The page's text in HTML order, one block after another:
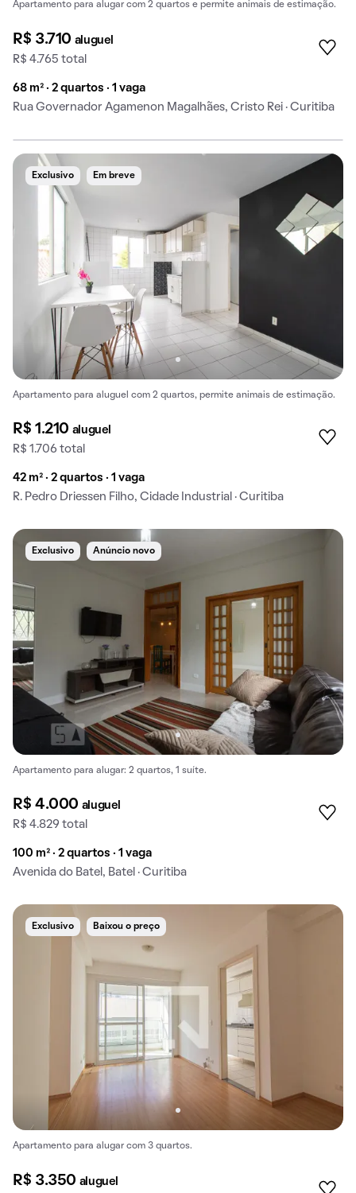
Apartamento para alugar com 2 quartos e permite animais de estimação.
R$ 3.710 aluguel
R$ 4.765 total
68 m² · 2 quartos · 1 vaga
Rua Governador Agamenon Magalhães, Cristo Rei · Curitiba
Exclusivo Em breve
Apartamento para aluguel com 2 quartos, permite animais de estimação.
R$ 1.210 aluguel
R$ 1.706 total
42 m² · 2 quartos · 1 vaga
R. Pedro Driessen Filho, Cidade Industrial · Curitiba
Exclusivo Anúncio novo
Apartamento para alugar: 2 quartos, 1 suíte.
R$ 4.000 aluguel
R$ 4.829 total
100 m² · 2 quartos · 1 vaga
Avenida do Batel, Batel · Curitiba
Exclusivo Baixou o preço
Apartamento para alugar com 3 quartos.
R$ 3.350 aluguel